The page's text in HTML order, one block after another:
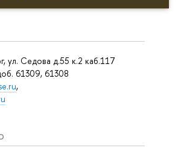
ул. Седова д.55 к.2 каб.117
61309, 61308
,